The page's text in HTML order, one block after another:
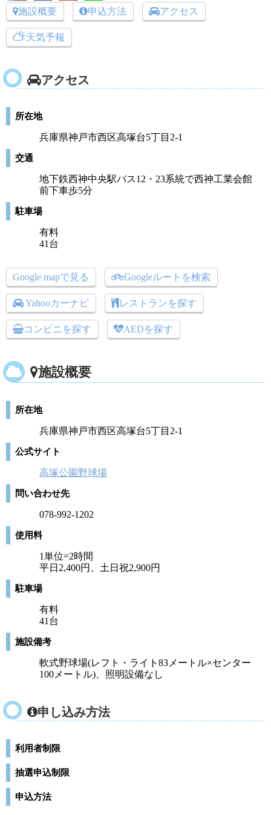
施設概要 申込方法 アクセス
天気予報
アクセス
所在地
兵庫県神戸市西区高塚台5丁目2‐1
交通
地下鉄西神中央駅バス12・23系統で西神工業会館
前下車歩5分
駐車場
有料
41台
Google mapで見る Googleルートを検索
Yahooカーナビ レストランを探す
コンビニを探す AEDを探す
施設概要
所在地
兵庫県神戸市西区高塚台5丁目2‐1
公式サイト
高塚公園野球場
問い合わせ先
078-992-1202
使用料
1単位=2時間
平日2,400円、土日祝2,900円
駐車場
有料
41台
施設備考
軟式野球場(レフト・ライト83メートル×センター
100メートル)、照明設備なし
申し込み方法
利用者制限
抽選申込制限
申込方法